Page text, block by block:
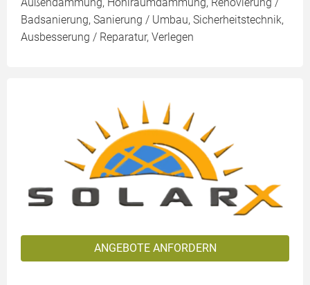
Badsanierung, Sanierung / Umbau, Sicherheitstechnik,
Ausbesserung / Reparatur, Verlegen
ANGEBOTE ANFORDERN